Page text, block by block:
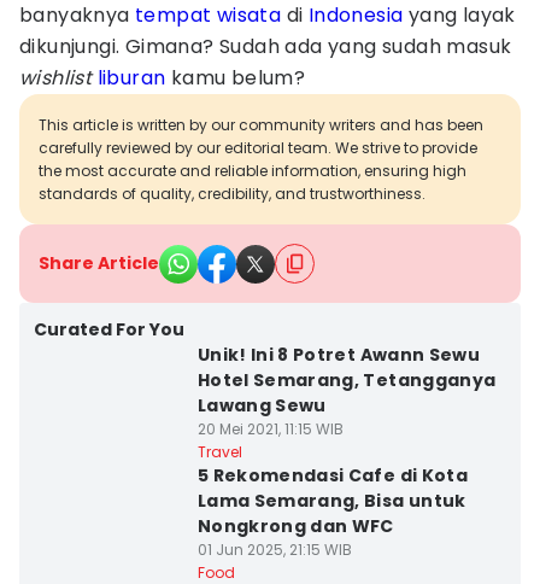
banyaknya tempat wisata di Indonesia yang layak
dikunjungi. Gimana? Sudah ada yang sudah masuk
wishlist liburan kamu belum?
This article is written by our community writers and has been
carefully reviewed by our editorial team. We strive to provide
the most accurate and reliable information, ensuring high
standards of quality, credibility, and trustworthiness.
Share Article
Curated For You
Unik! Ini 8 Potret Awann Sewu
Hotel Semarang, Tetangganya
Lawang Sewu
20 Mei 2021, 11:15 WIB
Travel
5 Rekomendasi Cafe di Kota
Lama Semarang, Bisa untuk
Nongkrong dan WFC
01 Jun 2025, 21:15 WIB
Food